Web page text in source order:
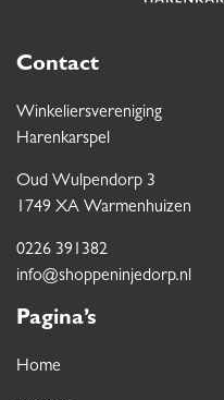
Contact
Winkeliersvereniging
Harenkarspel
Oud Wulpendorp 3
1749 XA Warmenhuizen
0226 391382
info@shoppeninjedorp.nl
Pagina’s
Home